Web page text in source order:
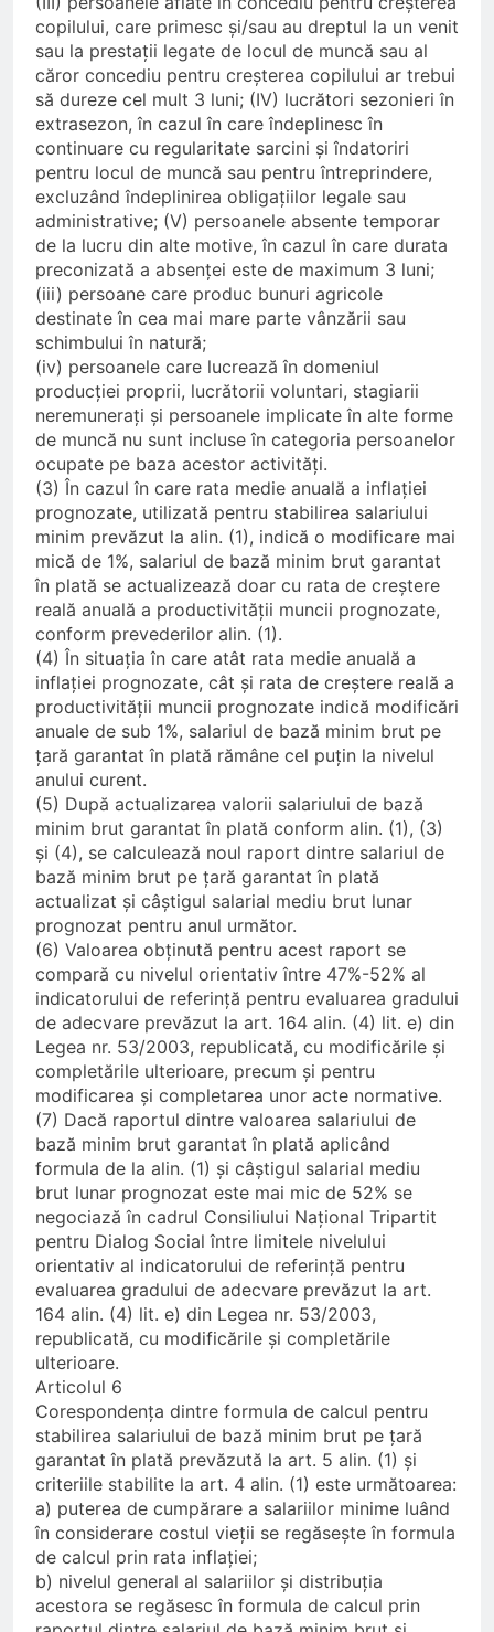
copilului, care primesc și/sau au dreptul la un venit
sau la prestații legate de locul de muncă sau al
căror concediu pentru creșterea copilului ar trebui
să dureze cel mult 3 luni; (IV) lucrători sezonieri în
extrasezon, în cazul în care îndeplinesc în
continuare cu regularitate sarcini și îndatoriri
pentru locul de muncă sau pentru întreprindere,
excluzând îndeplinirea obligațiilor legale sau
administrative; (V) persoanele absente temporar
de la lucru din alte motive, în cazul în care durata
preconizată a absenței este de maximum 3 luni;
(iii) persoane care produc bunuri agricole
destinate în cea mai mare parte vânzării sau
schimbului în natură;
(iv) persoanele care lucrează în domeniul
producției proprii, lucrătorii voluntari, stagiarii
neremunerați și persoanele implicate în alte forme
de muncă nu sunt incluse în categoria persoanelor
ocupate pe baza acestor activități.
(3) În cazul în care rata medie anuală a inflației
prognozate, utilizată pentru stabilirea salariului
minim prevăzut la alin. (1), indică o modificare mai
mică de 1%, salariul de bază minim brut garantat
în plată se actualizează doar cu rata de creștere
reală anuală a productivității muncii prognozate,
conform prevederilor alin. (1).
(4) În situația în care atât rata medie anuală a
inflației prognozate, cât și rata de creștere reală a
productivității muncii prognozate indică modificări
anuale de sub 1%, salariul de bază minim brut pe
țară garantat în plată rămâne cel puțin la nivelul
anului curent.
(5) După actualizarea valorii salariului de bază
minim brut garantat în plată conform alin. (1), (3)
și (4), se calculează noul raport dintre salariul de
bază minim brut pe țară garantat în plată
actualizat și câștigul salarial mediu brut lunar
prognozat pentru anul următor.
(6) Valoarea obținută pentru acest raport se
compară cu nivelul orientativ între 47%-52% al
indicatorului de referință pentru evaluarea gradului
de adecvare prevăzut la art. 164 alin. (4) lit. e) din
Legea nr. 53/2003, republicată, cu modificările și
completările ulterioare, precum și pentru
modificarea și completarea unor acte normative.
(7) Dacă raportul dintre valoarea salariului de
bază minim brut garantat în plată aplicând
formula de la alin. (1) și câștigul salarial mediu
brut lunar prognozat este mai mic de 52% se
negociază în cadrul Consiliului Național Tripartit
pentru Dialog Social între limitele nivelului
orientativ al indicatorului de referință pentru
evaluarea gradului de adecvare prevăzut la art.
164 alin. (4) lit. e) din Legea nr. 53/2003,
republicată, cu modificările și completările
ulterioare.
Articolul 6
Corespondența dintre formula de calcul pentru
stabilirea salariului de bază minim brut pe țară
garantat în plată prevăzută la art. 5 alin. (1) și
criteriile stabilite la art. 4 alin. (1) este următoarea:
a) puterea de cumpărare a salariilor minime luând
în considerare costul vieții se regăsește în formula
de calcul prin rata inflației;
b) nivelul general al salariilor și distribuția
acestora se regăsesc în formula de calcul prin